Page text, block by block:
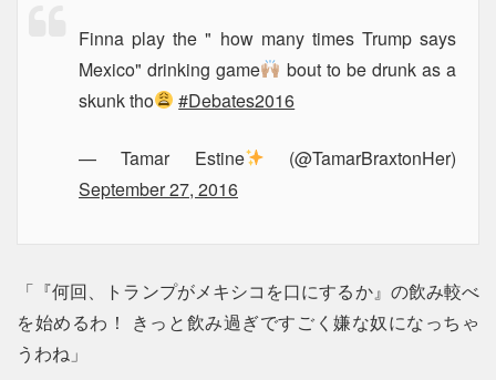
Finna play the " how many times Trump says
Mexico" drinking game
bout to be drunk as a
skunk tho
#Debates2016
— Tamar Estine
(@TamarBraxtonHer)
September 27, 2016
「『何回、トランプがメキシコを口にするか』の飲み較べ
を始めるわ！ きっと飲み過ぎですごく嫌な奴になっちゃ
うわね」